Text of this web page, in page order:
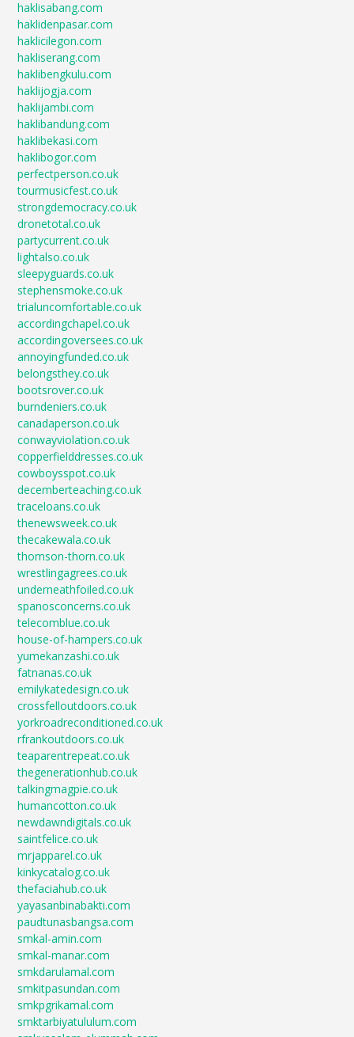
haklisabang.com
haklidenpasar.com
haklicilegon.com
hakliserang.com
haklibengkulu.com
haklijogja.com
haklijambi.com
haklibandung.com
haklibekasi.com
haklibogor.com
perfectperson.co.uk
tourmusicfest.co.uk
strongdemocracy.co.uk
dronetotal.co.uk
partycurrent.co.uk
lightalso.co.uk
sleepyguards.co.uk
stephensmoke.co.uk
trialuncomfortable.co.uk
accordingchapel.co.uk
accordingoversees.co.uk
annoyingfunded.co.uk
belongsthey.co.uk
bootsrover.co.uk
burndeniers.co.uk
canadaperson.co.uk
conwayviolation.co.uk
copperfielddresses.co.uk
cowboysspot.co.uk
decemberteaching.co.uk
traceloans.co.uk
thenewsweek.co.uk
thecakewala.co.uk
thomson-thorn.co.uk
wrestlingagrees.co.uk
underneathfoiled.co.uk
spanosconcerns.co.uk
telecomblue.co.uk
house-of-hampers.co.uk
yumekanzashi.co.uk
fatnanas.co.uk
emilykatedesign.co.uk
crossfelloutdoors.co.uk
yorkroadreconditioned.co.uk
rfrankoutdoors.co.uk
teaparentrepeat.co.uk
thegenerationhub.co.uk
talkingmagpie.co.uk
humancotton.co.uk
newdawndigitals.co.uk
saintfelice.co.uk
mrjapparel.co.uk
kinkycatalog.co.uk
thefaciahub.co.uk
yayasanbinabakti.com
paudtunasbangsa.com
smkal-amin.com
smkal-manar.com
smkdarulamal.com
smkitpasundan.com
smkpgrikamal.com
smktarbiyatululum.com